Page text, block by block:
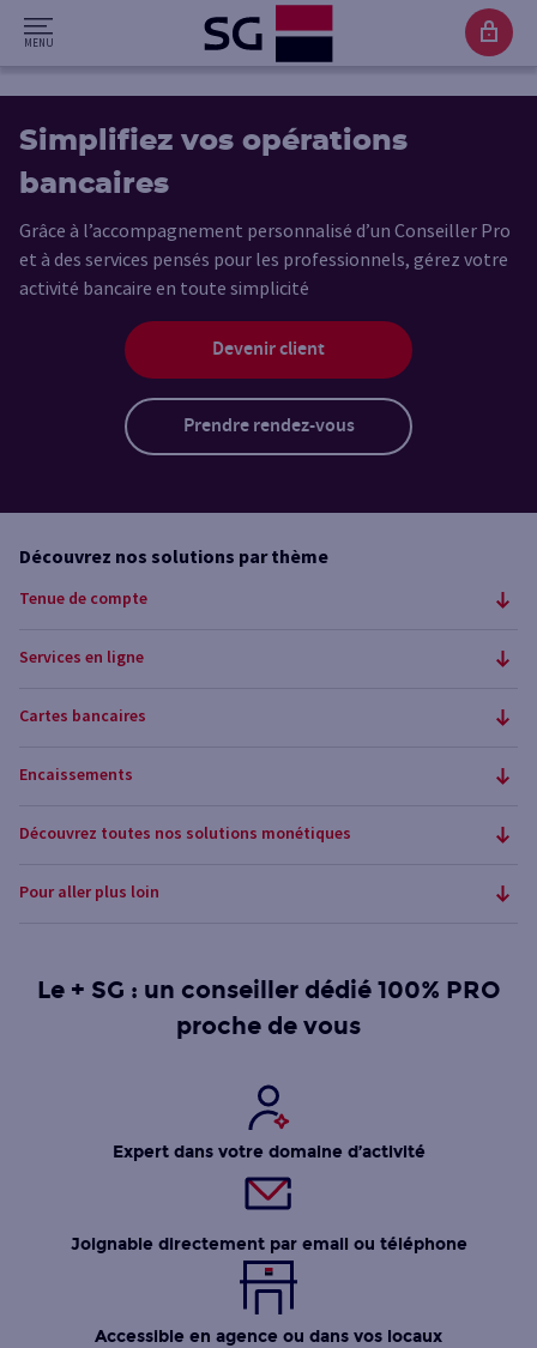
Simplifiez vos opérations
bancaires
Grâce à l’accompagnement personnalisé d’un Conseiller Pro
et à des services pensés pour les professionnels, gérez votre
activité bancaire en toute simplicité
Devenir client
Prendre rendez-vous
Découvrez nos solutions par thème
Tenue de compte
Services en ligne
Cartes bancaires
Encaissements
Découvrez toutes nos solutions monétiques
Pour aller plus loin
Le + SG : un conseiller dédié 100% PRO
proche de vous
Expert dans votre domaine d’activité
Joignable directement par email ou téléphone
Accessible en agence ou dans vos locaux